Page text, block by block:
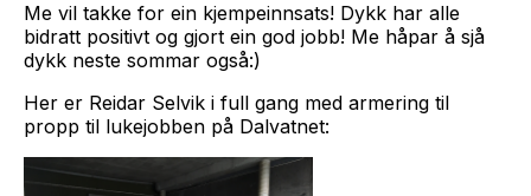
Me vil takke for ein kjempeinnsats! Dykk har alle
bidratt positivt og gjort ein god jobb! Me håpar å sjå
dykk neste sommar også:)
Her er Reidar Selvik i full gang med armering til
propp til lukejobben på Dalvatnet: